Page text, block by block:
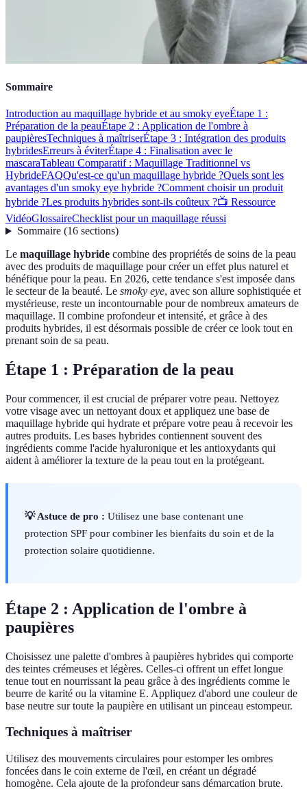
Sommaire
Introduction au maquillage hybride et au smoky eyeÉtape 1 :
Préparation de la peauÉtape 2 : Application de l'ombre à
paupièresTechniques à maîtriserÉtape 3 : Intégration des produits
hybridesErreurs à éviterÉtape 4 : Finalisation avec le
mascaraTableau Comparatif : Maquillage Traditionnel vs
HybrideFAQQu'est-ce qu'un maquillage hybride ?Quels sont les
avantages d'un smoky eye hybride ?Comment choisir un produit
hybride ?Les produits hybrides sont-ils coûteux ?📺 Ressource
VidéoGlossaireChecklist pour un maquillage réussi
Sommaire(16 sections)
Le maquillage hybride combine des propriétés de soins de la peau
avec des produits de maquillage pour créer un effet plus naturel et
bénéfique pour la peau. En 2026, cette tendance s'est imposée dans
le secteur de la beauté. Le smoky eye, avec son allure sophistiquée et
mystérieuse, reste un incontournable pour de nombreux amateurs de
maquillage. Il combine profondeur et intensité, et grâce à des
produits hybrides, il est désormais possible de créer ce look tout en
prenant soin de sa peau.
Étape 1 : Préparation de la peau
Pour commencer, il est crucial de préparer votre peau. Nettoyez
votre visage avec un nettoyant doux et appliquez une base de
maquillage hybride qui hydrate et prépare votre peau à recevoir les
autres produits. Les bases hybrides contiennent souvent des
ingrédients comme l'acide hyaluronique et les antioxydants qui
aident à améliorer la texture de la peau tout en la protégeant.
💡 Astuce de pro : Utilisez une base contenant une
protection SPF pour combiner les bienfaits du soin et de la
protection solaire quotidienne.
Étape 2 : Application de l'ombre à
paupières
Choisissez une palette d'ombres à paupières hybrides qui comporte
des teintes crémeuses et légères. Celles-ci offrent un effet longue
tenue tout en nourrissant la peau grâce à des ingrédients comme le
beurre de karité ou la vitamine E. Appliquez d'abord une couleur de
base neutre sur toute la paupière en utilisant un pinceau estompeur.
Techniques à maîtriser
Utilisez des mouvements circulaires pour estomper les ombres
foncées dans le coin externe de l'œil, en créant un dégradé
homogène. Cela ajoute de la profondeur sans démarcation brute.